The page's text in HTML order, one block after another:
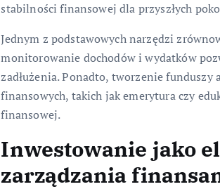
stabilności finansowej dla przyszłych
Jednym z podstawowych narzędzi
monitorowanie dochodów i wydatków
zadłużenia. Ponadto, tworzenie
finansowych, takich jak emerytura czy
finansowej.
Inwestowanie jako
zarządzania